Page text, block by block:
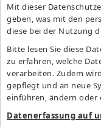
Mit dieser
geben, was mit den
diese bei der Nutzung
Bitte lesen Sie diese
zu erfahren, welche
verarbeiten. Zudem
gepflegt und an neue
einführen, ändern oder
Datenerfassung auf